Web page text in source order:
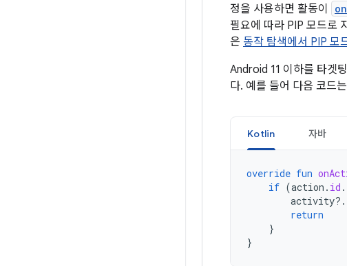
정을 사용하면 활동이
필요에 따라 PIP 모드로
은 동작 탐색에서 PIP 모
Android 11 이하를 타겟
다. 예를 들어 다음 코드
Kotlin 자바
override fun
if (action . id .
activity?.
return
}
}